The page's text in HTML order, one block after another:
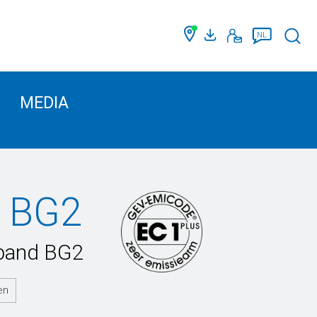
NL
MEDIA
BG2